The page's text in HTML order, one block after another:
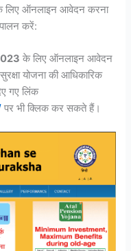
ऑनलाइन आवेदन करना
पालन करें:
के लिए ऑनलाइन आवेदन
योजना की आधिकारिक
गए लिंक
पर भी क्लिक कर सकते हैं।